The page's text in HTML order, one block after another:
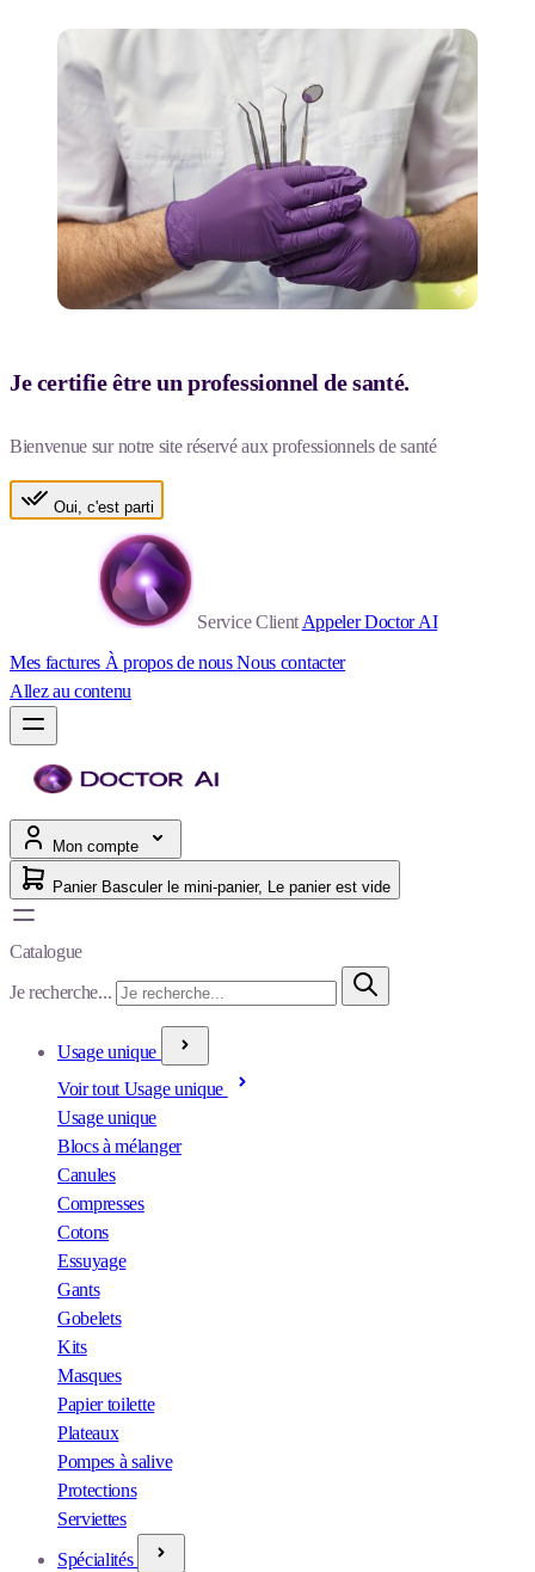
Je certifie être un professionnel de santé.
Bienvenue sur notre site réservé aux professionnels de santé
Oui, c'est parti
Service Client Appeler Doctor AI
Mes factures À propos de nousNous contacter
Allez au contenu
Mon compte
Panier Basculer le mini-panier, Le panier est vide
Catalogue
Je recherche...
Usage unique
Voir tout Usage unique
Usage unique
Blocs à mélanger
Canules
Compresses
Cotons
Essuyage
Gants
Gobelets
Kits
Masques
Papier toilette
Plateaux
Pompes à salive
Protections
Serviettes
Spécialités